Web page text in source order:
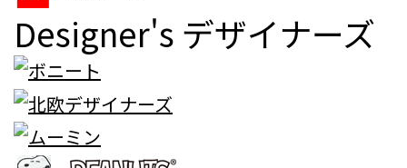
Designer's デザイナーズ